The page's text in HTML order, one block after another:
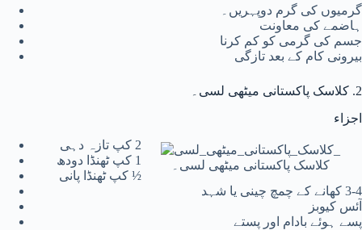
گرمیوں کی گرم دوپہریں۔
ہاضمے کی معاونت
جسم کی گرمی کو کم کرنا
بیرونی کام کے بعد تازگی
2. کلاسک پاکستانی میٹھی لسی۔
اجزاء
کلاسک پاکستانی میٹھی لسی۔
2 کپ تازہ دہی
1 کپ ٹھنڈا دودھ
½ کپ ٹھنڈا پانی
3-4 کھانے کے چمچ چینی یا شہد
آئس کیوبز
پسے ہوئے بادام اور پستے